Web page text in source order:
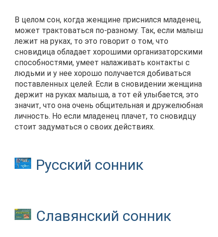
В целом сон, когда женщине приснился младенец,
может трактоваться по-разному. Так, если малыш
лежит на руках, то это говорит о том, что
сновидица обладает хорошими организаторскими
способностями, умеет налаживать контакты с
людьми и у нее хорошо получается добиваться
поставленных целей. Если в сновидении женщина
держит на руках малыша, а тот ей улыбается, это
значит, что она очень общительная и дружелюбная
личность. Но если младенец плачет, то сновидцу
стоит задуматься о своих действиях.
Русский сонник
Славянский сонник